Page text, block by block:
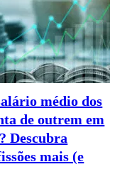
médio dos
de outrem em
Descubra
mais (e